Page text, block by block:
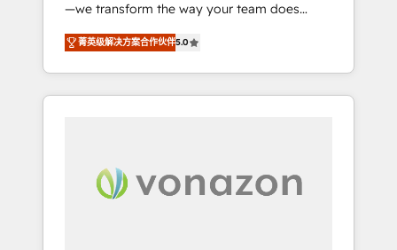
9001:2015 across all seven international
offices and 175+ employees.
—we transform the way your team does
business. As an Elite HubSpot Solutions
Partner, we specialize in creating tailored,
end-to-end CRM solutions that accelerate
growth, improve operational efficiency, and
time to deeply understand your unique
needs, crafting custom strategies that deliver
菁英级解决方案合作伙伴5.0